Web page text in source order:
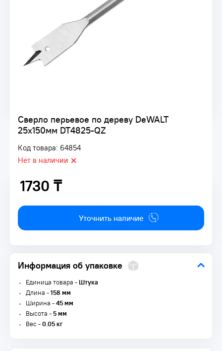
Сверло перьевое по дереву DeWALT
25x150мм DT4825-QZ
Код товара: 64854
Нет в наличии
1730 ₸
1730 ₸
Уточнить наличие
Информация об упаковке
Единица товара -Штука
Длина -158 мм
Ширина -45 мм
Высота -5 мм
Вес -0.05 кг